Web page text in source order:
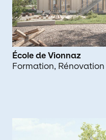
École de Vionnaz
Formation Rénovation